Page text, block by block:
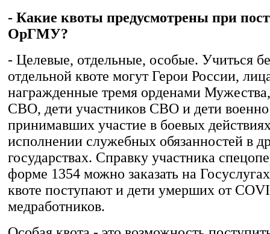
- Какие квоты предусмотрены при
ОрГМУ?
- Целевые, отдельные, особые. Учиться
отдельной квоте могут Герои России,
награжденные тремя орденами
СВО, дети участников СВО и дети
принимавших участие в боевых
исполнении служебных обязанностей в
государствах. Справку участника
форме 1354 можно заказать на
квоте поступают и дети умерших от
медработников.